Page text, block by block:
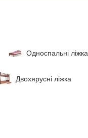
Односпальні ліжка
Двохярусні ліжка